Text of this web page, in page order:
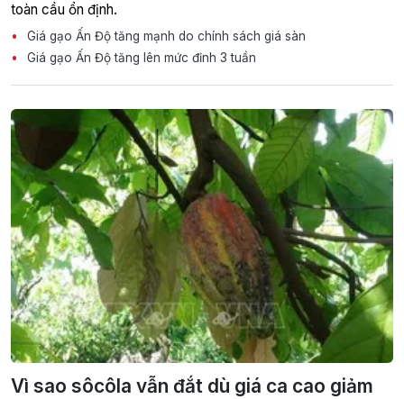
toàn cầu ổn định.
Giá gạo Ấn Độ tăng mạnh do chính sách giá sàn
Giá gạo Ấn Độ tăng lên mức đỉnh 3 tuần
Vì sao sôcôla vẫn đắt dù giá ca cao giảm